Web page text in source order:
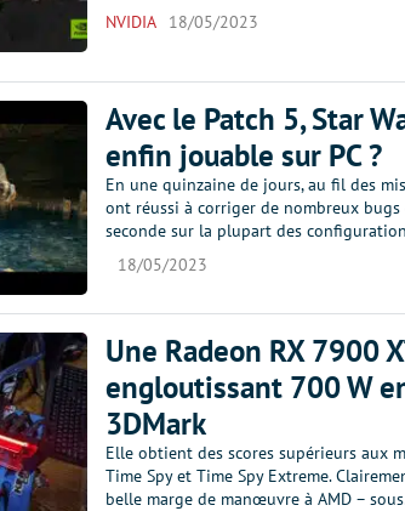
NVIDIA
18/05/2023
Avec le Patch 5, Star
enfin jouable sur PC ?
En une quinzaine de jours, au fil des
ont réussi à corriger de nombreux
seconde sur la plupart des
18/05/2023
Une Radeon RX 7900
engloutissant 700 W
3DMark
Elle obtient des scores supérieurs aux
Time Spy et Time Spy Extreme.
belle marge de manœuvre à AMD –